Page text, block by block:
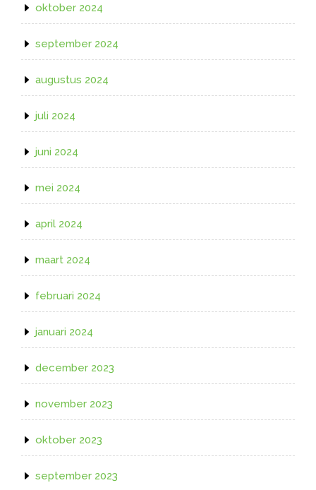
oktober 2024
september 2024
augustus 2024
juli 2024
juni 2024
mei 2024
april 2024
maart 2024
februari 2024
januari 2024
december 2023
november 2023
oktober 2023
september 2023